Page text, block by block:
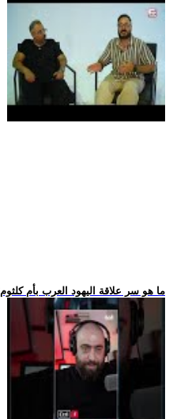
.. ما هو سر علاقة اليهود العرب بأم